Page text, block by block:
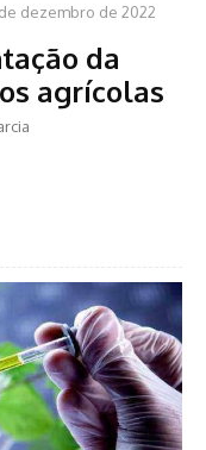
dezembro de 2022
da
agrícolas